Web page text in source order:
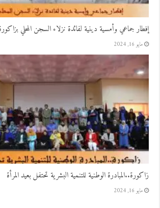
إفطار جماعي وأمسية دينية لفائدة نزلاء السجن المحلي
مايو 16, 2024
زاكورة..المبادرة الوطنية للتنمية البشرية تحتفل بعيد المرأة
مايو 16, 2024